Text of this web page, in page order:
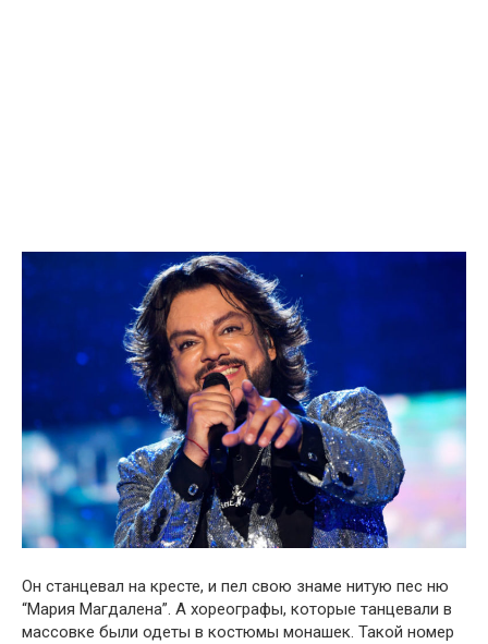
Он станцевал на кресте, и пел свою знаме нитую пес ню
“Мария Магдалена”. А хореографы, которые танцевали в
массовке были одеты в костюмы монашек. Такой нօмер